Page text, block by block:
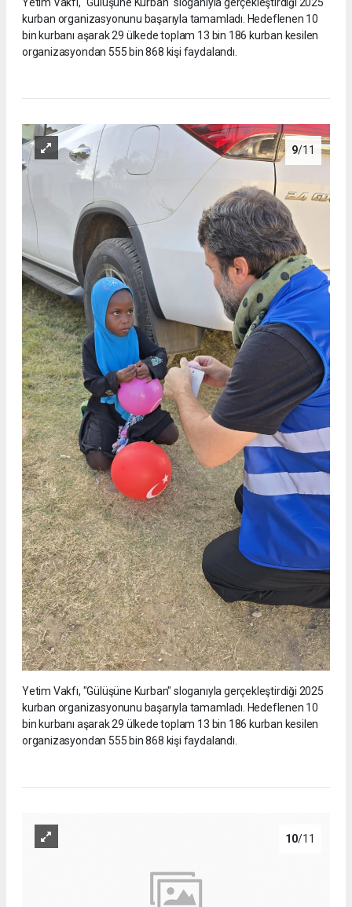
kurban organizasyonunu başarıyla tamamladı. Hedeflenen 10
bin kurbanı aşarak 29 ülkede toplam 13 bin 186 kurban kesilen
organizasyondan 555 bin 868 kişi faydalandı.
9/11
Yetim Vakfı, "Gülüşüne Kurban" sloganıyla gerçekleştirdiği 2025
kurban organizasyonunu başarıyla tamamladı. Hedeflenen 10
bin kurbanı aşarak 29 ülkede toplam 13 bin 186 kurban kesilen
organizasyondan 555 bin 868 kişi faydalandı.
10/11